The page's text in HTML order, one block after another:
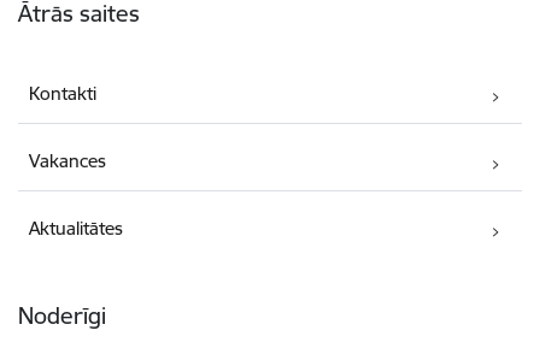
Ātrās saites
Kontakti
Vakances
Aktualitātes
Noderīgi